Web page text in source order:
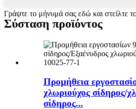
Γράψτε το μήνυμά σας εδώ και στείλτε
Σύσταση προϊόντος
Προμήθεια
χλωριούχος σίδηρος/
σίδηρος...